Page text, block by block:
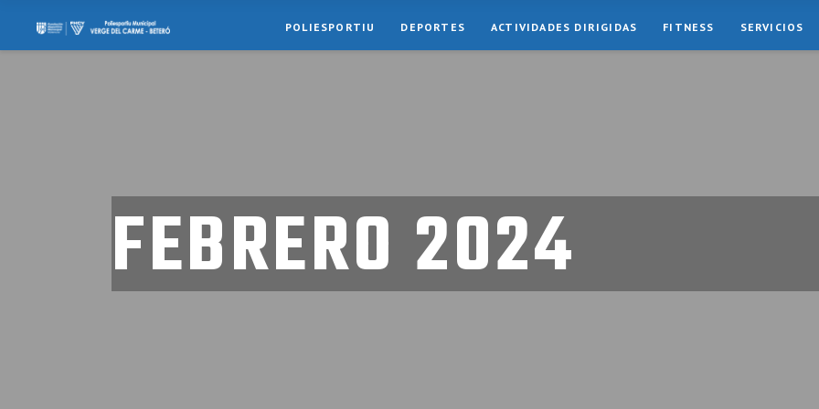
POLIESPORTIU DEPORTES ACTIVIDADES DIRIGIDAS FITNESS SERVICIOS
FEBRERO 2024